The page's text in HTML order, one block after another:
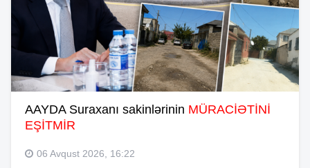
AAYDA Suraxanı sakinlərinin MÜRACİƏTİNİ
EŞİTMİR
06 Avqust 2026, 16:22